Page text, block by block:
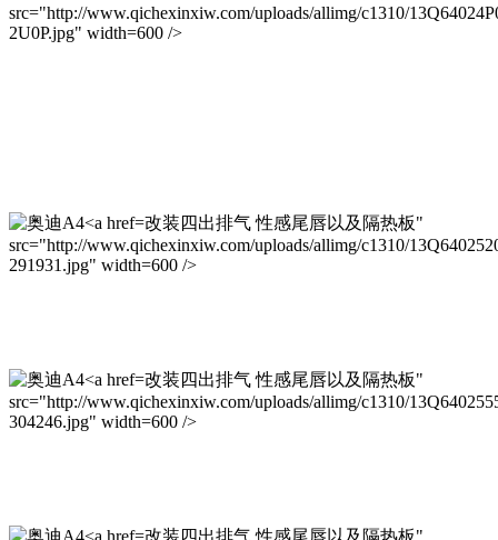
src="http://www.qichexinxiw.com/uploads/allimg/c1310/
2U0P.jpg" width=600 />
改装四出排气 性感尾唇以及隔热板"
src="http://www.qichexinxiw.com/uploads/allimg/c1310/
291931.jpg" width=600 />
改装四出排气 性感尾唇以及隔热板"
src="http://www.qichexinxiw.com/uploads/allimg/c1310/
304246.jpg" width=600 />
改装四出排气 性感尾唇以及隔热板"